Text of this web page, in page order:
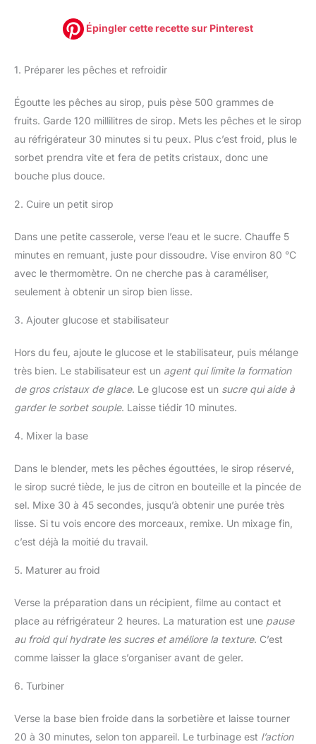
Épingler cette recette sur Pinterest
1. Préparer les pêches et refroidir
Égoutte les pêches au sirop, puis pèse 500 grammes de
fruits. Garde 120 millilitres de sirop. Mets les pêches et le sirop
au réfrigérateur 30 minutes si tu peux. Plus c’est froid, plus le
sorbet prendra vite et fera de petits cristaux, donc une
bouche plus douce.
2. Cuire un petit sirop
Dans une petite casserole, verse l’eau et le sucre. Chauffe 5
minutes en remuant, juste pour dissoudre. Vise environ 80 °C
avec le thermomètre. On ne cherche pas à caraméliser,
seulement à obtenir un sirop bien lisse.
3. Ajouter glucose et stabilisateur
Hors du feu, ajoute le glucose et le stabilisateur, puis mélange
très bien. Le stabilisateur est un agent qui limite la formation
de gros cristaux de glace. Le glucose est un sucre qui aide à
garder le sorbet souple. Laisse tiédir 10 minutes.
4. Mixer la base
Dans le blender, mets les pêches égouttées, le sirop réservé,
le sirop sucré tiède, le jus de citron en bouteille et la pincée de
sel. Mixe 30 à 45 secondes, jusqu’à obtenir une purée très
lisse. Si tu vois encore des morceaux, remixe. Un mixage fin,
c’est déjà la moitié du travail.
5. Maturer au froid
Verse la préparation dans un récipient, filme au contact et
place au réfrigérateur 2 heures. La maturation est une pause
au froid qui hydrate les sucres et améliore la texture. C’est
comme laisser la glace s’organiser avant de geler.
6. Turbiner
Verse la base bien froide dans la sorbetière et laisse tourner
20 à 30 minutes, selon ton appareil. Le turbinage est l’action